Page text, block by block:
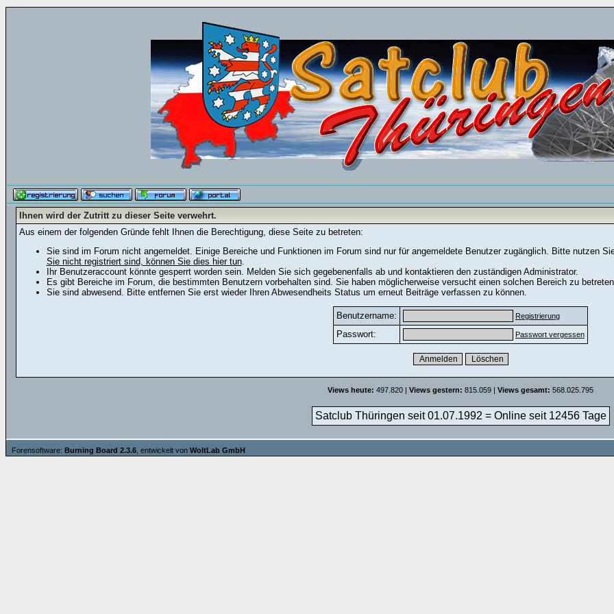
Ihnen wird der Zutritt zu dieser Seite verwehrt.
Aus einem der folgenden Gründe fehlt Ihnen die Berechtigung, diese Seite zu betreten:
Sie sind im Forum nicht angemeldet. Einige Bereiche und Funktionen im Forum sind nur für angemeldete Benutzer zugänglich. Bitte nutzen
Sie nicht registriert sind, können Sie dies hier tun.
Ihr Benutzeraccount könnte gesperrt worden sein. Melden Sie sich gegebenenfalls ab und kontaktieren den zuständigen Administrator.
Es gibt Bereiche im Forum, die bestimmten Benutzern vorbehalten sind. Sie haben möglicherweise versucht einen solchen Bereich zu
Sie sind abwesend. Bitte entfernen Sie erst wieder Ihren Abwesendheits Status um erneut Beiträge verfassen zu können.
Benutzername: Registrierung
Passwort: Passwort vergessen
Views heute: 497.820 | Views gestern: 815.059 | Views gesamt: 568.025.795
Satclub Thüringen seit 01.07.1992 = Online seit 12456 Tage
Forensoftware: Burning Board 2.3.6 , entwickelt von WoltLab GmbH